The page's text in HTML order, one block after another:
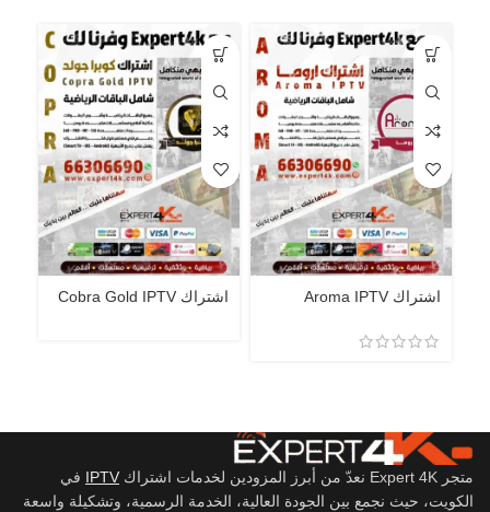
اشتراك Aroma IPTV اشتراك Cobra Gold IPTV
متجر Expert 4K نعدّ من أبرز المزودين لخدمات اشتراك IPTV في
الكويت، حيث نجمع بين الجودة العالية، الخدمة الرسمية، وتشكيلة واسعة